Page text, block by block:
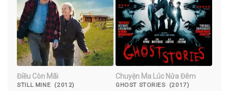
Điều Còn Mãi
STILL MINE (2012)
Chuyện Ma Lúc Nửa Đêm
GHOST STORIES (2017)